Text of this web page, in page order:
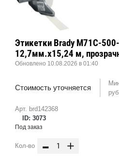
Арт. brd142368
ID: 3073
Этикетки Brady M71C-
12,7мм.х15,24 м,
Обновлено 10.08.2026 в 01:40
Стоимость уточняется
руб.
Под заказ
Кол-во - +